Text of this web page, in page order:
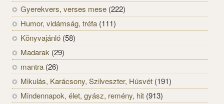
Gyerekvers, verses mese (222)
Humor, vidámság, tréfa (111)
Könyvajánló (58)
Madarak (29)
mantra (26)
Mikulás, Karácsony, Szilveszter, Húsvét (191)
Mindennapok, élet, gyász, remény, hit (913)